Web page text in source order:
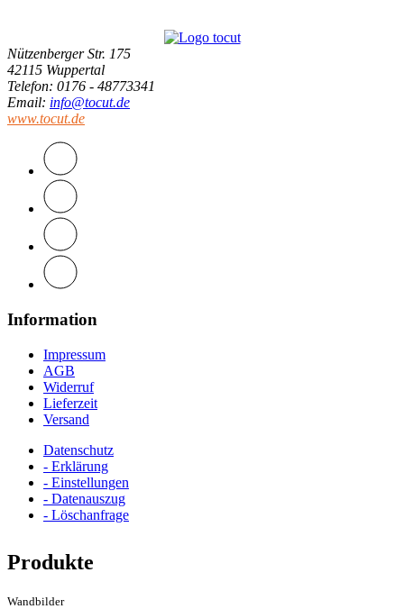
Nützenberger Str. 175
42115 Wuppertal
Telefon: 0176 - 48773341
Email: info@tocut.de
www.tocut.de
Information
Impressum
AGB
Widerruf
Lieferzeit
Versand
Datenschutz
- Erklärung
- Einstellungen
- Datenauszug
- Löschanfrage
Produkte
Wandbilder